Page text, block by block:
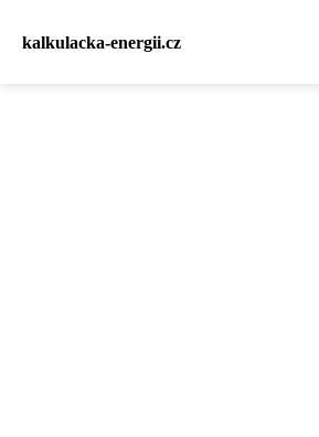
kalkulacka-energii.cz